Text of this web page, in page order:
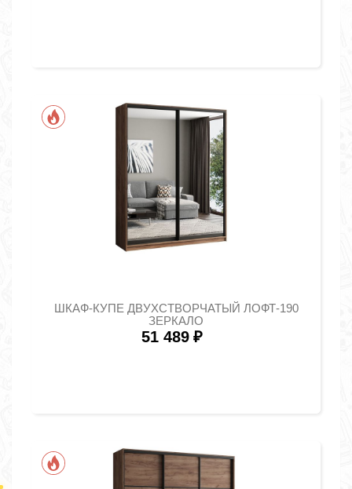
ШКАФ-КУПЕ ДВУХСТВОРЧАТЫЙ ЛОФТ-190
ЗЕРКАЛО
51 489 ₽